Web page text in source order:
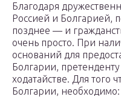
Благодаря
Россией и Болгарией,
позднее — и
очень просто. При
оснований для
Болгарии,
ходатайстве. Для того
Болгарии, необходимо: